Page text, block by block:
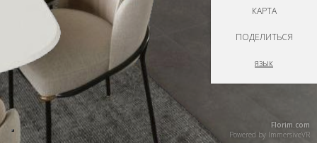
КАРТА
ПОДЕЛИТЬСЯ
язык
Florim.com
Powered by ImmersiveVR